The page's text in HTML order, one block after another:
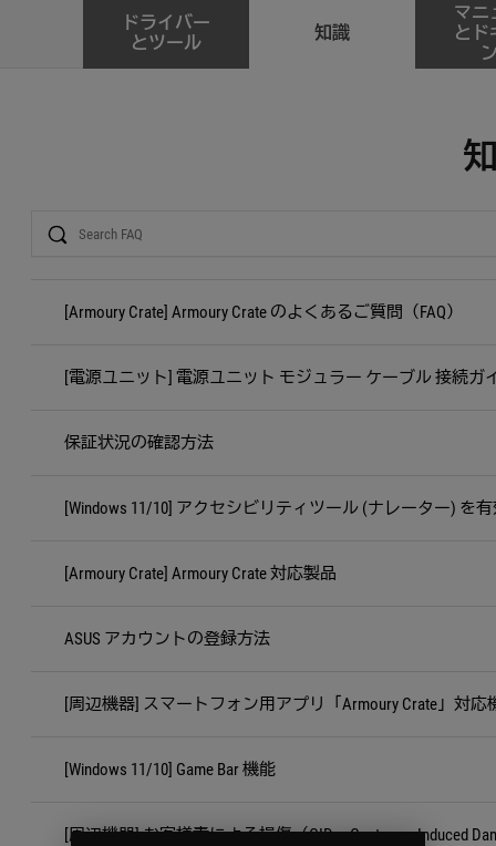
ドライバー
とツール
知識
マニ
とド
[Armoury Crate] Armoury Crate のよくあるご質問（FAQ）
[電源ユニット] 電源ユニット モジュラー ケーブル 接続ガ
保証状況の確認方法
[Windows 11/10] アクセシビリティツール (ナレーター) を
[Armoury Crate] Armoury Crate 対応製品
ASUS アカウントの登録方法
[周辺機器] スマートフォン用アプリ「Armoury Crate」対応
[Windows 11/10] Game Bar 機能
[周辺機器] お客様責による損傷（CID＝Customer Induced